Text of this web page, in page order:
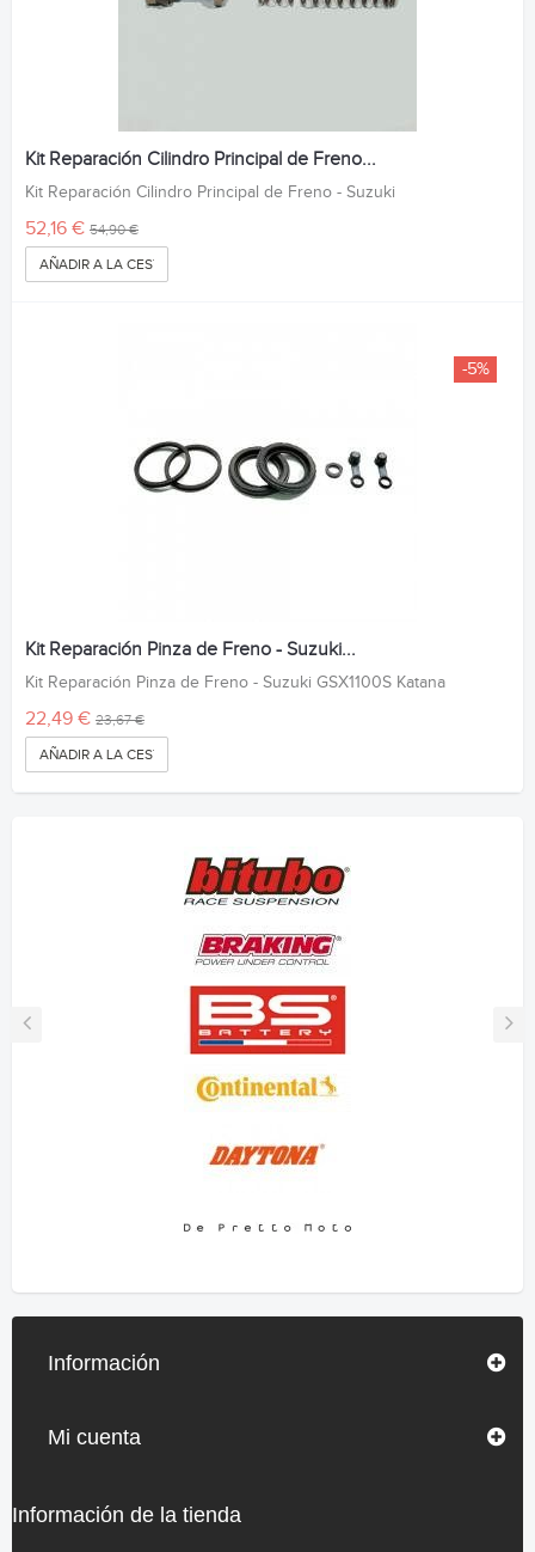
Kit Reparación Cilindro Principal de Freno...
Kit Reparación Cilindro Principal de Freno - Suzuki
52,16 € 54,90 €
AÑADIR A LA CESTA
-5%
Kit Reparación Pinza de Freno - Suzuki...
Kit Reparación Pinza de Freno - Suzuki GSX1100S Katana
22,49 € 23,67 €
AÑADIR A LA CESTA
Información
Mi cuenta
Información de la tienda